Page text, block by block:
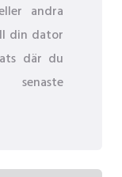
andra
din dator
där du